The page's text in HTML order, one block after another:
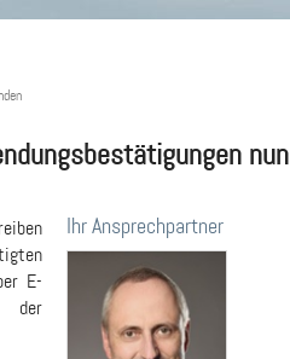
nun
Ihr Ansprechpartner
E-
der